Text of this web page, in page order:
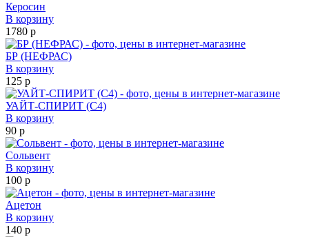
Керосин
В корзину
1780 р
БР (НЕФРАС)
В корзину
125 р
УАЙТ-СПИРИТ (С4)
В корзину
90 р
Сольвент
В корзину
100 р
Ацетон
В корзину
140 р